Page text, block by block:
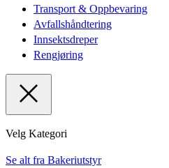
Transport & Oppbevaring
Avfallshåndtering
Innsektsdreper
Rengjøring
Velg Kategori
Se alt fra Bakeriutstyr